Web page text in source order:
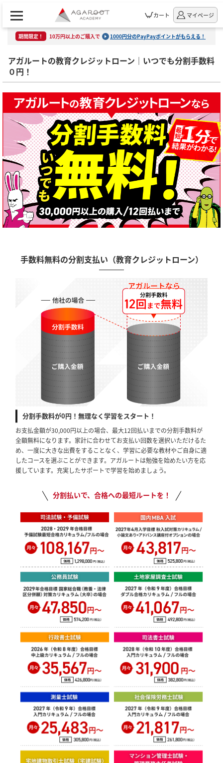
カート マイページ
期間限定！ 10万円以上のご購入で 1000円分のPayPayポイントがもらえる！
アガルートの教育クレジットローン｜いつでも分割手数料
０円！
手数料無料の分割支払い（教育クレジットローン）
分割手数料が0円！無理なく学習をスタート！
お支払金額が30,000円以上の場合、最大12回払いまでの分割手数料が
全額無料になります。家計に合わせてお支払い回数を選択いただけるた
め、一度に大きな出費をすることなく、学習に必要な教材やご自身に適
したコースを選ぶことができます。アガルートは勉強を始めたい方を応
援しています。充実したサポートで学習を始めましょう。
分割払いで、合格への最短ルートを！